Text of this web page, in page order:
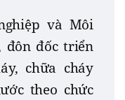
và Môi
đôn đốc triển
chữa cháy
theo chức